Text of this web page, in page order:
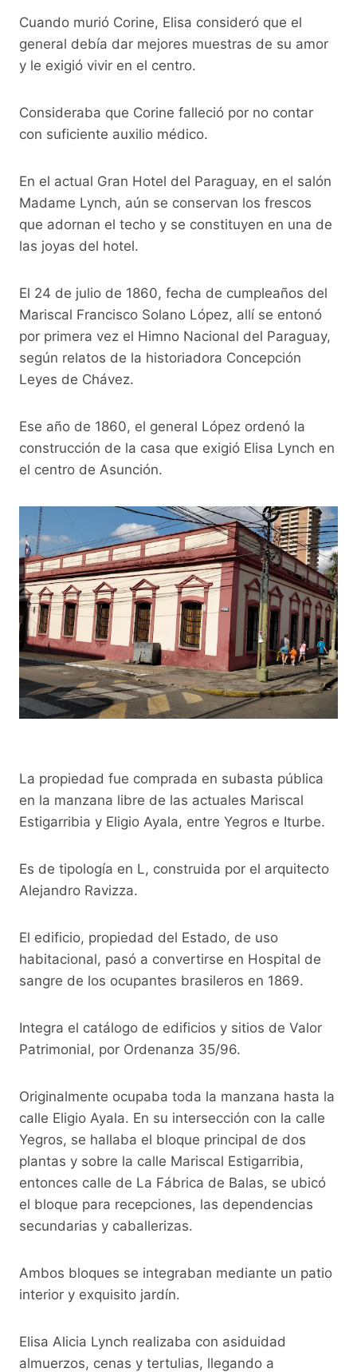
Cuando murió Corine, Elisa consideró que el
general debía dar mejores muestras de su amor
y le exigió vivir en el centro.
Consideraba que Corine falleció por no contar
con suficiente auxilio médico.
En el actual Gran Hotel del Paraguay, en el salón
Madame Lynch, aún se conservan los frescos
que adornan el techo y se constituyen en una de
las joyas del hotel.
El 24 de julio de 1860, fecha de cumpleaños del
Mariscal Francisco Solano López, allí se entonó
por primera vez el Himno Nacional del Paraguay,
según relatos de la historiadora Concepción
Leyes de Chávez.
Ese año de 1860, el general López ordenó la
construcción de la casa que exigió Elisa Lynch en
el centro de Asunción.
La propiedad fue comprada en subasta pública
en la manzana libre de las actuales Mariscal
Estigarribia y Eligio Ayala, entre Yegros e Iturbe.
Es de tipología en L, construida por el arquitecto
Alejandro Ravizza.
El edificio, propiedad del Estado, de uso
habitacional, pasó a convertirse en Hospital de
sangre de los ocupantes brasileros en 1869.
Integra el catálogo de edificios y sitios de Valor
Patrimonial, por Ordenanza 35/96.
Originalmente ocupaba toda la manzana hasta la
calle Eligio Ayala. En su intersección con la calle
Yegros, se hallaba el bloque principal de dos
plantas y sobre la calle Mariscal Estigarribia,
entonces calle de La Fábrica de Balas, se ubicó
el bloque para recepciones, las dependencias
secundarias y caballerizas.
Ambos bloques se integraban mediante un patio
interior y exquisito jardín.
Elisa Alicia Lynch realizaba con asiduidad
almuerzos, cenas y tertulias, llegando a